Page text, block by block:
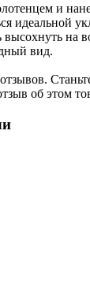
и
идеальной
на
вид.
об этом